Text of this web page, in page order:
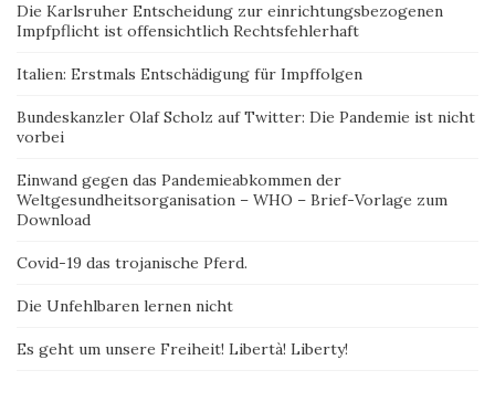
Die Karlsruher Entscheidung zur einrichtungsbezogenen
Impfpflicht ist offensichtlich Rechtsfehlerhaft
Italien: Erstmals Entschädigung für Impffolgen
Bundeskanzler Olaf Scholz auf Twitter: Die Pandemie ist nicht
vorbei
Einwand gegen das Pandemieabkommen der
Weltgesundheitsorganisation – WHO – Brief-Vorlage zum
Download
Covid-19 das trojanische Pferd.
Die Unfehlbaren lernen nicht
Es geht um unsere Freiheit! Libertà! Liberty!